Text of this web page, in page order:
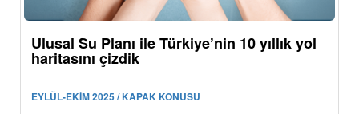
Ulusal Su Planı ile Türkiye’nin 10 yıllık yol
haritasını çizdik
EYLÜL-EKİM 2025 / KAPAK KONUSU